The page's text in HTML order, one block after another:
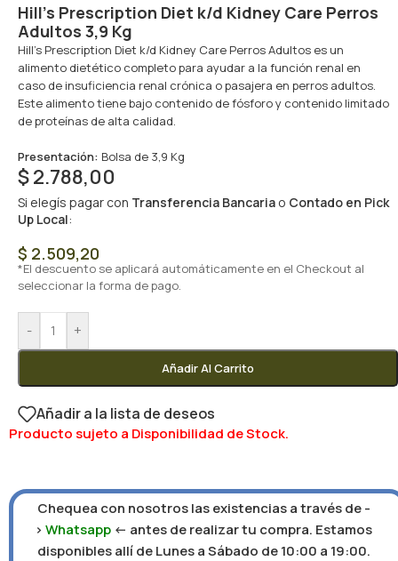
Hill’s Prescription Diet k/d Kidney Care Perros
Adultos 3,9 Kg
Hill’s Prescription Diet k/d Kidney Care Perros Adultos es un
alimento dietético completo para ayudar a la función renal en
caso de insuficiencia renal crónica o pasajera en perros adultos.
Este alimento tiene bajo contenido de fósforo y contenido limitado
de proteínas de alta calidad.
Presentación: Bolsa de 3,9 Kg
$2.788,00
Si elegís pagar con Transferencia Bancaria o Contado en Pick
Up Local:
$ 2.509,20
*El descuento se aplicará automáticamente en el Checkout al
seleccionar la forma de pago.
- +
Añadir Al Carrito
Añadir a la lista de deseos
Producto sujeto a Disponibilidad de Stock.
Chequea con nosotros las existencias a través de -
>Whatsapp <- antes de realizar tu compra. Estamos
disponibles allí de Lunes a Sábado de 10:00 a 19:00.